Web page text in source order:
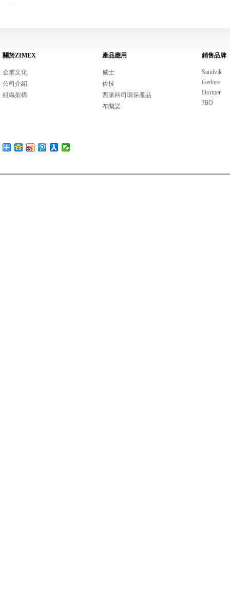
關於ZIMEX
企業文化
公司介紹
組織架構
產品應用
威士
佐技
西脈科司環保產品
布蘭諾
銷售品牌
Sandvik
Gedore
Dormer
JBO